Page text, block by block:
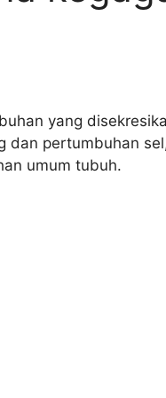
yang
dan pertumbuhan
umum tubuh.